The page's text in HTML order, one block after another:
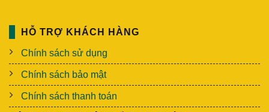
HỖ TRỢ KHÁCH HÀNG
Chính sách sử dụng
Chính sách bảo mật
Chính sách thanh toán